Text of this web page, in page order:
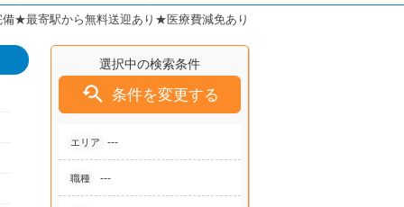
★最寄駅から無料送迎あり★医療費減免あり
選択中の検索条件
 条件を変更する
エリア ---
職種 ---